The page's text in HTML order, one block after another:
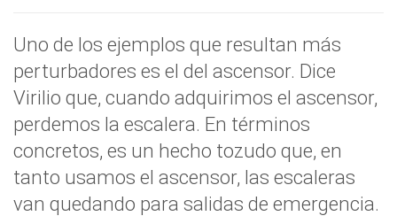
Uno de los ejemplos que resultan más
perturbadores es el del ascensor. Dice
Virilio que, cuando adquirimos el ascensor,
perdemos la escalera. En términos
concretos, es un hecho tozudo que, en
tanto usamos el ascensor, las escaleras
van quedando para salidas de emergencia.